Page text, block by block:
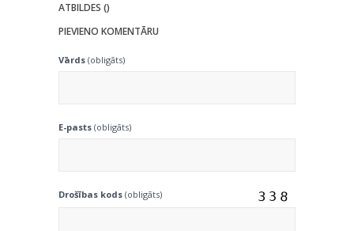
ATBILDES ()
PIEVIENO KOMENTĀRU
Vārds (obligāts)
E-pasts (obligāts)
Drošības kods (obligāts)